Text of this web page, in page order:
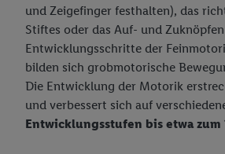
Vorurteile adé: Darum ist Golf auch für
Lidl.de
Golf: ABC (Golf Lexikon)
Bioland Milchbauern Noer
Bioland Gärtner Papenburg
Bioland Apfelbauer Jork und
Bioland Milchbauern Trauchgau
Bioland Apfelbauer Horgenzell
Solevita
Kong Strong
Saskia
Bio-Produkte
Brotaufstriche
Brot, Backwaren, Kuchen
Unser Brot
Feinkost, Gewürze
Chef Select - Feine Küche
und Zeigefinger festhalten), das
Stiftes oder das Auf- und
Entwicklungsschritte der
bilden sich grobmotorische
Die Entwicklung der Motorik
und verbessert sich auf
Entwicklungsstufen bis etwa zum